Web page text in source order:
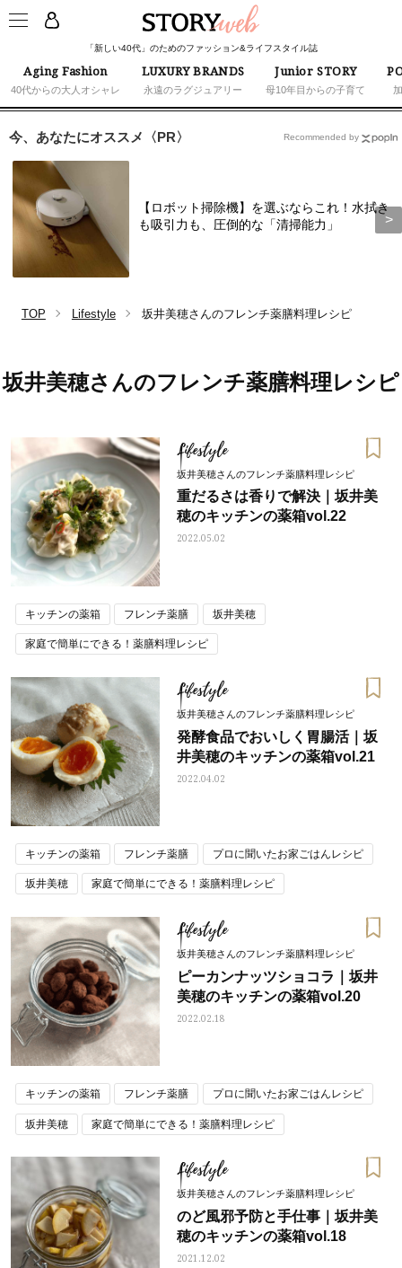
「新しい40代」のためのファッション&ライフスタイル誌
Aging Fashion
40代からの大人オシャレ
LUXURY BRANDS
永遠のラグジュアリー
Junior STORY
母10年目からの子育て
すす
ママとパパに贈る「ジェンダーレ
ス学」
人気の40代髪型・ヘ
今、あなたにオススメ〈PR〉
【ロボット掃除機】を選ぶならこれ！水拭き
も吸引力も、圧倒的な「清掃能力」
Recommended by
TOP Lifestyle 坂井美穂さんのフレンチ薬膳料理レシピ
坂井美穂さんのフレンチ薬膳料理レシピ
Lifestyle
坂井美穂さんのフレンチ薬膳料理レシピ
重だるさは香りで解決｜坂井美
穂のキッチンの薬箱vol.22
2022.05.02
キッチンの薬箱 フレンチ薬膳 坂井美穂
家庭で簡単にできる！薬膳料理レシピ
Lifestyle
坂井美穂さんのフレンチ薬膳料理レシピ
発酵食品でおいしく胃腸活｜坂
井美穂のキッチンの薬箱vol.21
2022.04.02
キッチンの薬箱 フレンチ薬膳 プロに聞いたお家ごはんレシピ
坂井美穂 家庭で簡単にできる！薬膳料理レシピ
Lifestyle
坂井美穂さんのフレンチ薬膳料理レシピ
ピーカンナッツショコラ｜坂井
美穂のキッチンの薬箱vol.20
2022.02.18
キッチンの薬箱 フレンチ薬膳 プロに聞いたお家ごはんレシピ
坂井美穂 家庭で簡単にできる！薬膳料理レシピ
Lifestyle
坂井美穂さんのフレンチ薬膳料理レシピ
のど風邪予防と手仕事｜坂井美
穂のキッチンの薬箱vol.18
2021.12.02